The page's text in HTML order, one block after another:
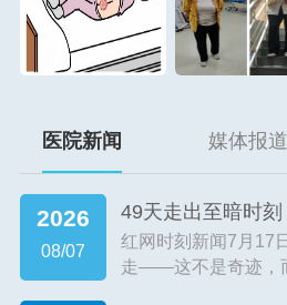
医院新闻 媒体报道
2026
08/07
49天走出至暗时
红网时刻新闻7月17日讯 从卧床不起到
走——这不是奇迹，